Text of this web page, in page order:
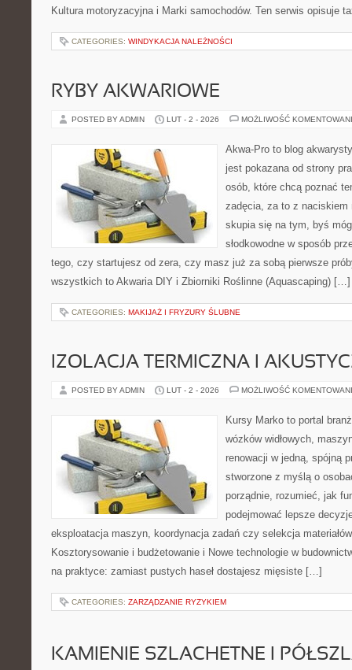
Kultura motoryzacyjna i Marki samochodów. Ten serwis opisuje
CATEGORIES: WINDYKACJA NALEŻNOŚCI
RYBY AKWARIOWE
POSTED BY ADMIN LUT - 2 - 2026 MOŻLIWOŚĆ
Akwa-Pro to blog
jest pokazana od strony
osób, które chcą poznać
zadęcia, za to z naciskiem
skupia się na tym, byś
słodkowodne w sposób
tego, czy startujesz od zera, czy masz już za sobą pierwsze
wszystkich to Akwaria DIY i Zbiorniki Roślinne (Aquascaping) […]
CATEGORIES: MAKIJAŻ I FRYZURY ŚLUBNE
IZOLACJA TERMICZNA I
POSTED BY ADMIN LUT - 2 - 2026 MOŻLIWOŚĆ
Kursy Marko to portal
wózków widłowych,
renowacji w jedną, spójną
stworzone z myślą o
porządnie, rozumieć, jak
podejmować lepsze
eksploatacja maszyn, koordynacja zadań czy selekcja
Kosztorysowanie i budżetowanie i Nowe technologie w
na praktyce: zamiast pustych haseł dostajesz mięsiste […]
CATEGORIES: ZARZĄDZANIE RYZYKIEM
KAMIENIE SZLACHETNE I